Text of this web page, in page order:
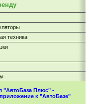
техника
"АвтоБаза Плюс" -
к "АвтоБазе"